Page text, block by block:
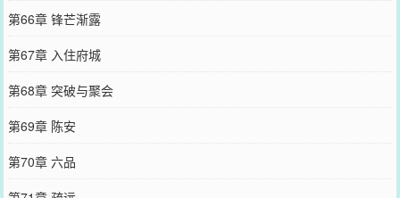
第66章 锋芒渐露
第67章 入住府城
第68章 突破与聚会
第69章 陈安
第70章 六品